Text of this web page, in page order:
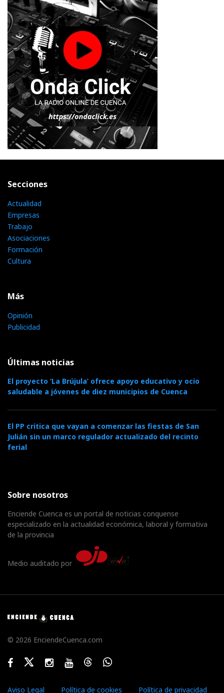
Secciones
Actualidad
Empresas
Trabajo
Asociaciones
Formación
Cultura
Más
Opinión
Publicidad
Últimas noticias
El proyecto ‘La Brújula’ ofrece apoyo educativo y ocio
saludable a jóvenes de diez municipios de Cuenca
El PP critica que vayan a comenzar las fiestas de San
Julián sin un marco regulador actualizado del recinto
ferial
Sobre nosotros
Enciende Cuenca es un portal de noticias conquense
especializado en la actualidad económica, laboral y formativa
de la provincia
Medio auditado por
© 2026 EnciendeCuenca.com
FacebookTwitterInstagramYoutubeThreadsWhatsApp
Aviso Legal Política de cookies Política de privacidad